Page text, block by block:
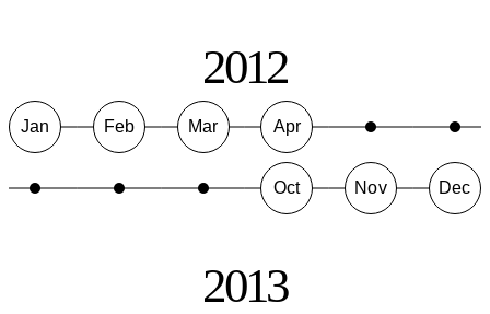
2012
Jan Feb Mar Apr
Oct Nov Dec
2013